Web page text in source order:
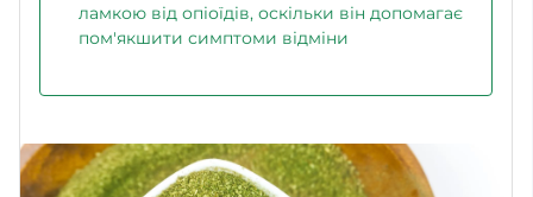
ламкою від опіоїдів, оскільки він допомагає
пом'якшити симптоми відміни